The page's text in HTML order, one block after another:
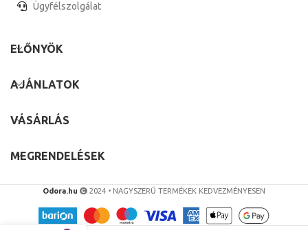
Ügyfélszolgálat
ELŐNYÖK
AJÁNLATOK
VÁSÁRLÁS
MEGRENDELÉSEK
Odora.hu 2024 • NAGYSZERŰ TERMÉKEK KEDVEZMÉNYESEN